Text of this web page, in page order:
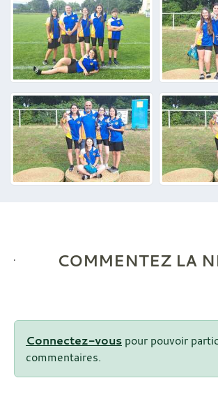
COMMENTEZ LA
Connectez-vous pour pouvoir
commentaires.